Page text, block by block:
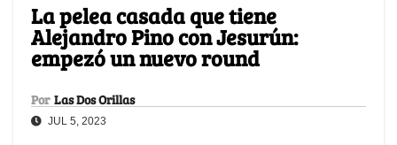
La pelea casada que tiene
Alejandro Pino con Jesurún:
empezó un nuevo round
Por Las Dos Orillas
JUL 5, 2023